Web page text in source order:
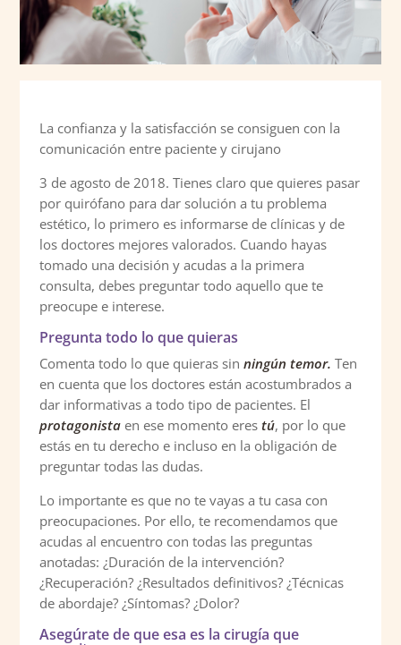
La confianza y la satisfacción se consiguen con la
comunicación entre paciente y cirujano
3 de agosto de 2018. Tienes claro que quieres pasar
por quirófano para dar solución a tu problema
estético, lo primero es informarse de clínicas y de
los doctores mejores valorados. Cuando hayas
tomado una decisión y acudas a la primera
consulta, debes preguntar todo aquello que te
preocupe e interese.
Pregunta todo lo que quieras
Comenta todo lo que quieras sin ningún temor. Ten
en cuenta que los doctores están acostumbrados a
dar informativas a todo tipo de pacientes. El
protagonista en ese momento eres tú, por lo que
estás en tu derecho e incluso en la obligación de
preguntar todas las dudas.
Lo importante es que no te vayas a tu casa con
preocupaciones. Por ello, te recomendamos que
acudas al encuentro con todas las preguntas
anotadas: ¿Duración de la intervención?
¿Recuperación? ¿Resultados definitivos? ¿Técnicas
de abordaje? ¿Síntomas? ¿Dolor?
Asegúrate de que esa es la cirugía que